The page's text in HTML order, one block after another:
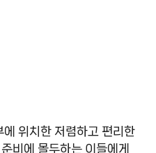
위치한 저렴하고 편리한
비에 몰두하는 이들에게